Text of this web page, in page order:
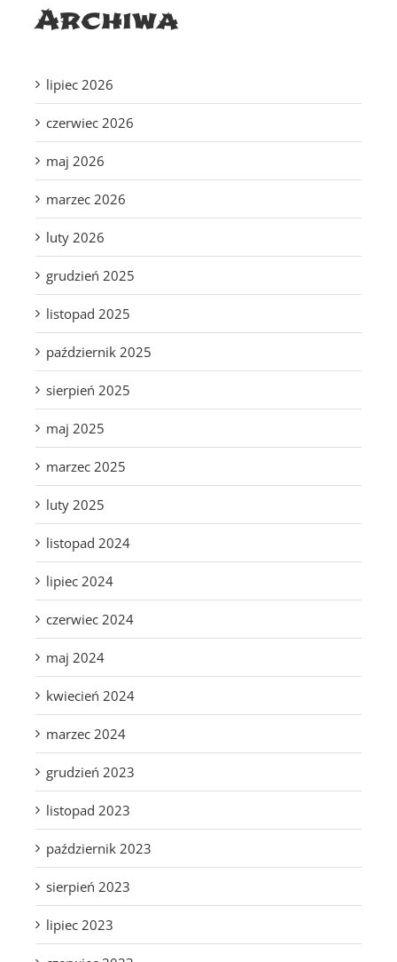
Archiwa
lipiec 2026
czerwiec 2026
maj 2026
marzec 2026
luty 2026
grudzień 2025
listopad 2025
październik 2025
sierpień 2025
maj 2025
marzec 2025
luty 2025
listopad 2024
lipiec 2024
czerwiec 2024
maj 2024
kwiecień 2024
marzec 2024
grudzień 2023
listopad 2023
październik 2023
sierpień 2023
lipiec 2023